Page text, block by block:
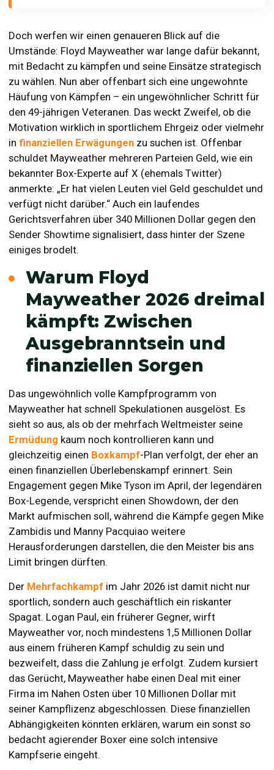
Doch werfen wir einen genaueren Blick auf die
Umstände: Floyd Mayweather war lange dafür bekannt,
mit Bedacht zu kämpfen und seine Einsätze strategisch
zu wählen. Nun aber offenbart sich eine ungewohnte
Häufung von Kämpfen – ein ungewöhnlicher Schritt für
den 49-jährigen Veteranen. Das weckt Zweifel, ob die
Motivation wirklich in sportlichem Ehrgeiz oder vielmehr
in finanziellen Erwägungen zu suchen ist. Offenbar
schuldet Mayweather mehreren Parteien Geld, wie ein
bekannter Box-Experte auf X (ehemals Twitter)
anmerkte: „Er hat vielen Leuten viel Geld geschuldet und
verfügt nicht darüber.“ Auch ein laufendes
Gerichtsverfahren über 340 Millionen Dollar gegen den
Sender Showtime signalisiert, dass hinter der Szene
einiges brodelt.
Warum Floyd
Mayweather 2026 dreimal
kämpft: Zwischen
Ausgebranntsein und
finanziellen Sorgen
Das ungewöhnlich volle Kampfprogramm von
Mayweather hat schnell Spekulationen ausgelöst. Es
sieht so aus, als ob der mehrfach Weltmeister seine
Ermüdung kaum noch kontrollieren kann und
gleichzeitig einen Boxkampf-Plan verfolgt, der eher an
einen finanziellen Überlebenskampf erinnert. Sein
Engagement gegen Mike Tyson im April, der legendären
Box-Legende, verspricht einen Showdown, der den
Markt aufmischen soll, während die Kämpfe gegen Mike
Zambidis und Manny Pacquiao weitere
Herausforderungen darstellen, die den Meister bis ans
Limit bringen dürften.
Der Mehrfachkampf im Jahr 2026 ist damit nicht nur
sportlich, sondern auch geschäftlich ein riskanter
Spagat. Logan Paul, ein früherer Gegner, wirft
Mayweather vor, noch mindestens 1,5 Millionen Dollar
aus einem früheren Kampf schuldig zu sein und
bezweifelt, dass die Zahlung je erfolgt. Zudem kursiert
das Gerücht, Mayweather habe einen Deal mit einer
Firma im Nahen Osten über 10 Millionen Dollar mit
seiner Kampflizenz abgeschlossen. Diese finanziellen
Abhängigkeiten könnten erklären, warum ein sonst so
bedacht agierender Boxer eine solch intensive
Kampfserie eingeht.